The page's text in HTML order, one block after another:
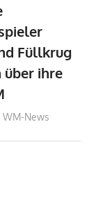
Füllkrug
über ihre
WM-News